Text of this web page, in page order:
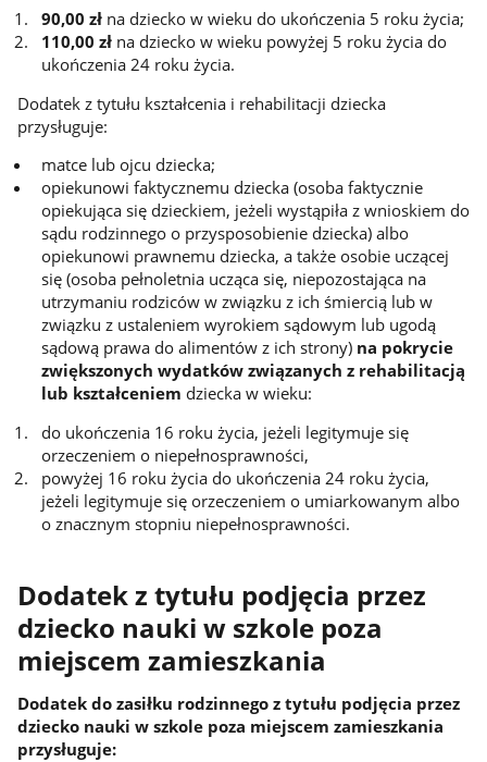
90,00 złna dziecko w wieku do ukończenia 5 roku życia;
110,00 złna dziecko w wieku powyżej 5 roku życia do
ukończenia 24 roku życia.
Dodatek z tytułu kształcenia i rehabilitacji dziecka
przysługuje:
matce lub ojcu dziecka;
opiekunowi faktycznemu dziecka (osoba faktycznie
opiekująca się dzieckiem, jeżeli wystąpiła z wnioskiem do
sądu rodzinnego o przysposobienie dziecka) albo
opiekunowi prawnemu dziecka, a także osobie uczącej
się (osoba pełnoletnia ucząca się, niepozostająca na
utrzymaniu rodziców w związku z ich śmiercią lub w
związku z ustaleniem wyrokiem sądowym lub ugodą
sądową prawa do alimentów z ich strony) na pokrycie
zwiększonych wydatków związanych z rehabilitacją
lub kształceniem dziecka w wieku:
do ukończenia 16 roku życia, jeżeli legitymuje się
orzeczeniem o niepełnosprawności,
powyżej 16 roku życia do ukończenia 24 roku życia,
jeżeli legitymuje się orzeczeniem o umiarkowanym albo
o znacznym stopniu niepełnosprawności.
Dodatek z tytułu podjęcia przez
dziecko nauki w szkole poza
miejscem zamieszkania
Dodatek do zasiłku rodzinnego z tytułu podjęcia przez
dziecko nauki w szkole poza miejscem zamieszkania
przysługuje: